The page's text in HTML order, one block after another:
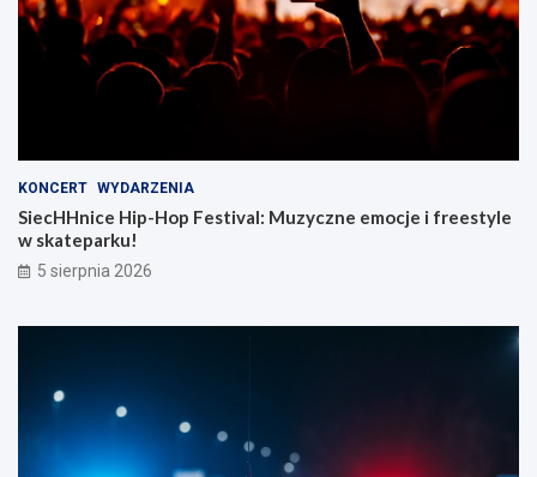
KONCERT WYDARZENIA
SiecHHnice Hip-Hop Festival: Muzyczne emocje i freestyle
w skateparku!
5 sierpnia 2026